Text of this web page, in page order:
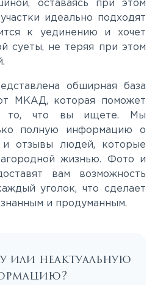
оставаясь при этом
идеально подходят
к уединению и хочет
суеты, не теряя при этом
обширная база
МКАД, которая поможет
то, что вы ищете. Мы
полную информацию о
и отзывы людей, которые
жизнью. Фото и
вам возможность
уголок, что сделает
и продуманным.
неактуальную